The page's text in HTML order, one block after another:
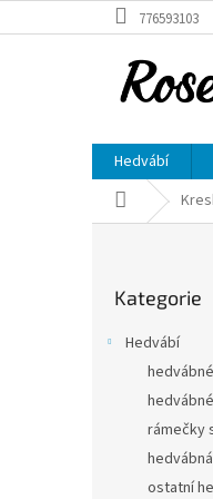
na
776593103
Hedvábí
Domů
kategorie
Kategorie
Hedvábí
rámečky
ostatní